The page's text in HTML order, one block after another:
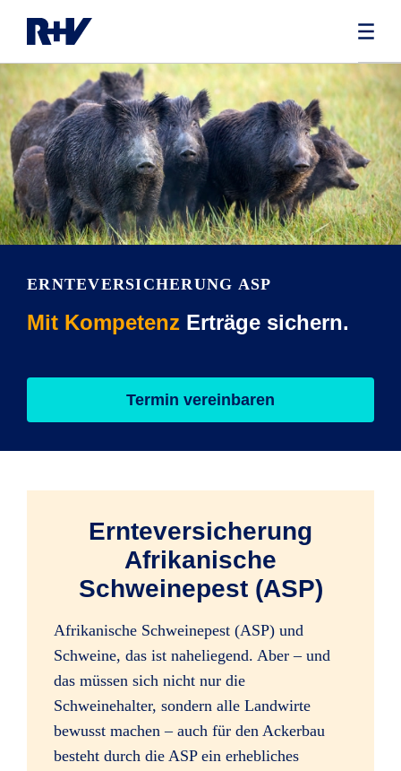
ERNTEVERSICHERUNG ASP
Mit Kompetenz Erträge sichern.
Termin vereinbaren
Ernteversicherung
Afrikanische
Schweinepest (ASP)
Afrikanische Schweinepest (ASP) und
Schweine, das ist naheliegend. Aber – und
das müssen sich nicht nur die
Schweinehalter, sondern alle Landwirte
bewusst machen – auch für den Ackerbau
besteht durch die ASP ein erhebliches